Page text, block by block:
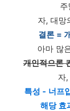
자, 대망
결론 =
아마 많
개인적으론
자
특성 - 너프
해당 효